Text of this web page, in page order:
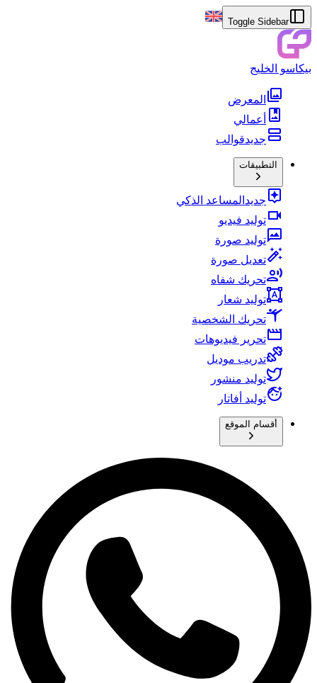
Toggle Sidebar
بيكاسو الخليج
المعرض
أعمالي
جديدقوالب
التطبيقات
جديد المساعد الذكي
توليد فيديو
توليد صورة
تعديل صورة
تحريك شفاه
توليد شعار
تحريك الشخصية
تحرير فيديوهات
تدريب موديل
توليد منشور
توليد أفاتار
أقسام الموقع